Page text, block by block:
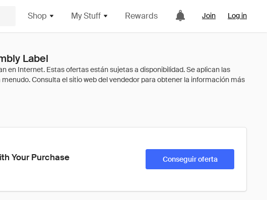
Shop My Stuff Rewards Join Log in
Label
Your Purchase Conseguir oferta